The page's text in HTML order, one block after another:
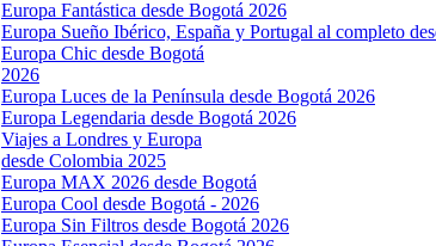
Europa Fantástica desde Bogotá 2026
Europa Sueño Ibérico, España y Portugal al completo
Europa Chic desde Bogotá
2026
Europa Luces de la Península desde Bogotá 2026
Europa Legendaria desde Bogotá 2026
Viajes a Londres y Europa
desde Colombia 2025
Europa MAX 2026 desde Bogotá
Europa Cool desde Bogotá - 2026
Europa Sin Filtros desde Bogotá 2026